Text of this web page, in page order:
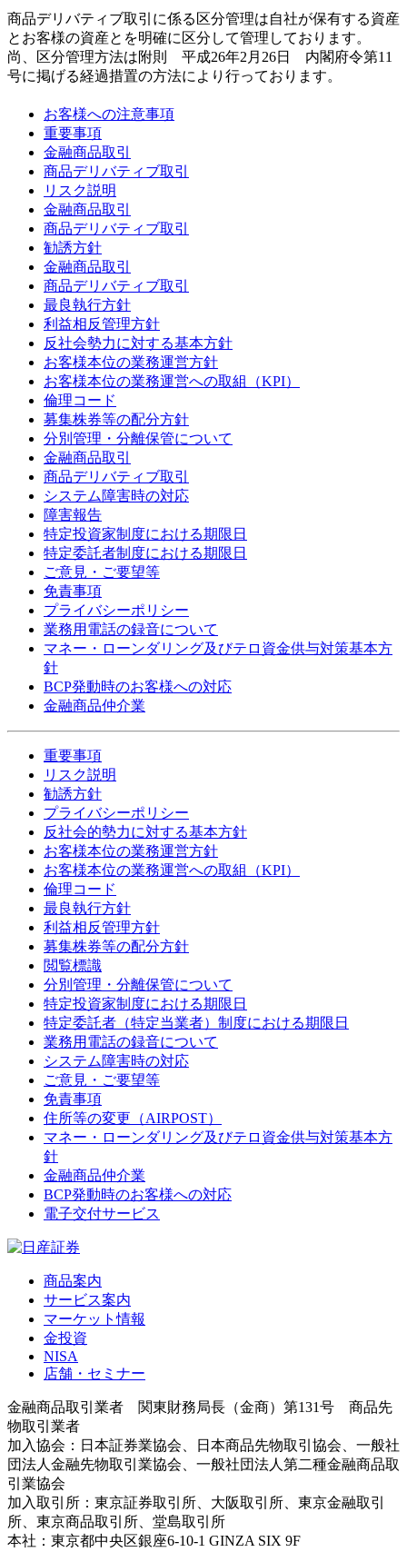
商品デリバティブ取引に係る区分管理は自社が保有する資産
とお客様の資産とを明確に区分して管理しております。
尚、区分管理方法は附則 平成26年2月26日 内閣府令第11
号に掲げる経過措置の方法により行っております。
お客様への注意事項
重要事項
金融商品取引
商品デリバティブ取引
リスク説明
金融商品取引
商品デリバティブ取引
勧誘方針
金融商品取引
商品デリバティブ取引
最良執行方針
利益相反管理方針
反社会勢力に対する基本方針
お客様本位の業務運営方針
お客様本位の業務運営への取組（KPI）
倫理コード
募集株券等の配分方針
分別管理・分離保管について
金融商品取引
商品デリバティブ取引
システム障害時の対応
障害報告
特定投資家制度における期限日
特定委託者制度における期限日
ご意見・ご要望等
免責事項
プライバシーポリシー
業務用電話の録音について
マネー・ローンダリング及びテロ資金供与対策基本方
針
BCP発動時のお客様への対応
金融商品仲介業
重要事項
リスク説明
勧誘方針
プライバシーポリシー
反社会的勢力に対する基本方針
お客様本位の業務運営方針
お客様本位の業務運営への取組（KPI）
倫理コード
最良執行方針
利益相反管理方針
募集株券等の配分方針
閲覧標識
分別管理・分離保管について
特定投資家制度における期限日
特定委託者（特定当業者）制度における期限日
業務用電話の録音について
システム障害時の対応
ご意見・ご要望等
免責事項
住所等の変更（AIRPOST）
マネー・ローンダリング及びテロ資金供与対策基本方
針
金融商品仲介業
BCP発動時のお客様への対応
電子交付サービス
商品案内
サービス案内
マーケット情報
金投資
NISA
店舗・セミナー
金融商品取引業者 関東財務局長（金商）第131号 商品先
物取引業者
加入協会：日本証券業協会、日本商品先物取引協会、一般社
団法人金融先物取引業協会、一般社団法人第二種金融商品取
引業協会
加入取引所：東京証券取引所、大阪取引所、東京金融取引
所、東京商品取引所、堂島取引所
本社：東京都中央区銀座6-10-1 GINZA SIX 9F